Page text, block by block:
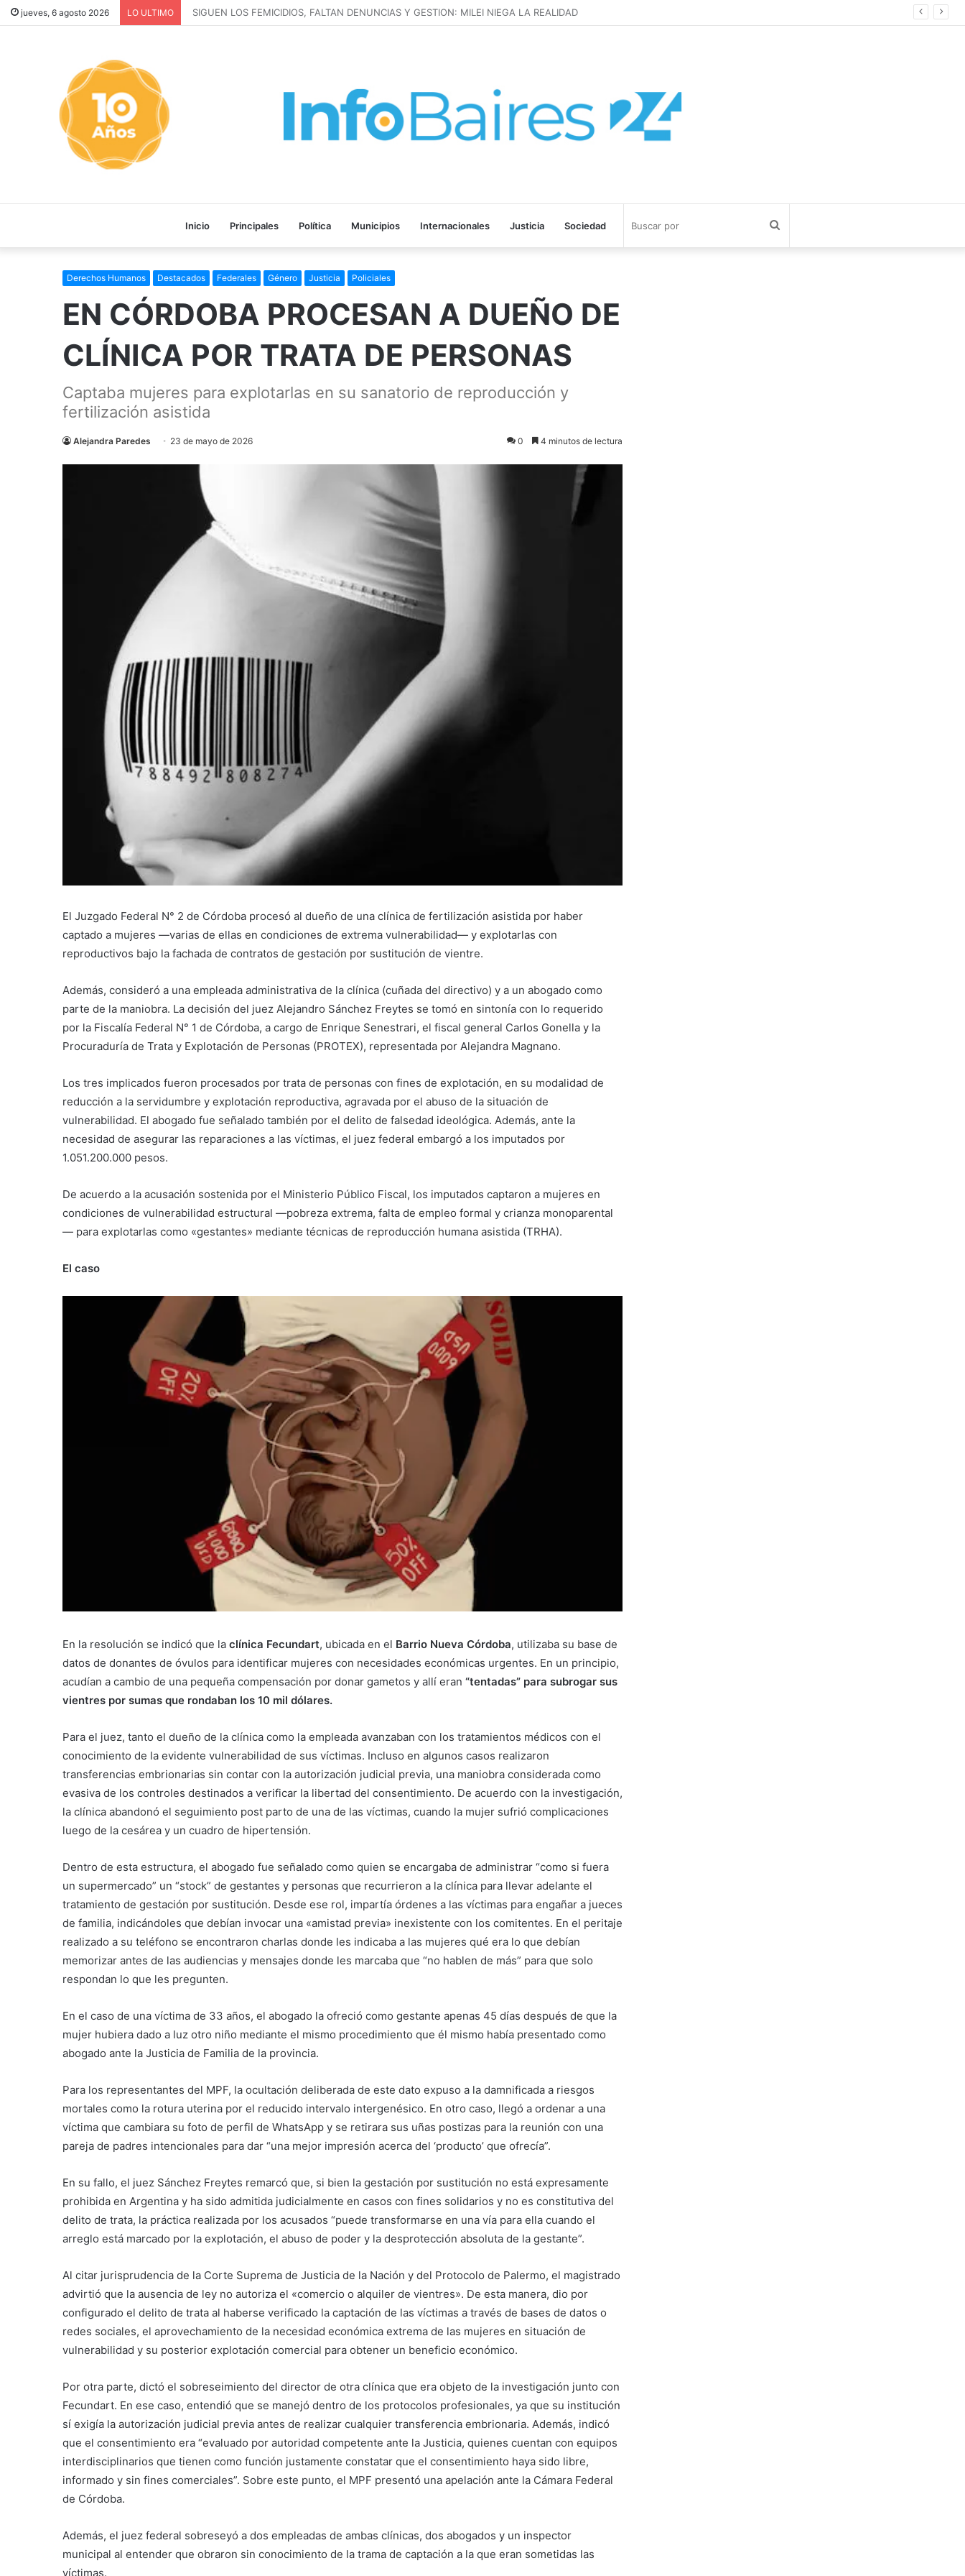
jueves, 6 agosto 2026 LO ULTIMO SIGUEN LOS FEMICIDIOS, FALTAN DENUNCIAS Y GESTION: MILEI NIEGA LA REALIDAD
Inicio Principales Política Municipios Internacionales Justicia Sociedad
Derechos Humanos Destacados Federales Género Justicia Policiales
EN CÓRDOBA PROCESAN A DUEÑO DE
CLÍNICA POR TRATA DE PERSONAS
Captaba mujeres para explotarlas en su sanatorio de reproducción y
fertilización asistida
Alejandra Paredes 23 de mayo de 2026 0 4 minutos de lectura
El Juzgado Federal N° 2 de Córdoba procesó al dueño de una clínica de fertilización asistida por haber
captado a mujeres —varias de ellas en condiciones de extrema vulnerabilidad— y explotarlas con
reproductivos bajo la fachada de contratos de gestación por sustitución de vientre.
Además, consideró a una empleada administrativa de la clínica (cuñada del directivo) y a un abogado como
parte de la maniobra. La decisión del juez Alejandro Sánchez Freytes se tomó en sintonía con lo requerido
por la Fiscalía Federal N° 1 de Córdoba, a cargo de Enrique Senestrari, el fiscal general Carlos Gonella y la
Procuraduría de Trata y Explotación de Personas (PROTEX), representada por Alejandra Magnano.
Los tres implicados fueron procesados por trata de personas con fines de explotación, en su modalidad de
reducción a la servidumbre y explotación reproductiva, agravada por el abuso de la situación de
vulnerabilidad. El abogado fue señalado también por el delito de falsedad ideológica. Además, ante la
necesidad de asegurar las reparaciones a las víctimas, el juez federal embargó a los imputados por
1.051.200.000 pesos.
De acuerdo a la acusación sostenida por el Ministerio Público Fiscal, los imputados captaron a mujeres en
condiciones de vulnerabilidad estructural —pobreza extrema, falta de empleo formal y crianza monoparental
— para explotarlas como «gestantes» mediante técnicas de reproducción humana asistida (TRHA).
El caso
En la resolución se indicó que la clínica Fecundart, ubicada en el Barrio Nueva Córdoba, utilizaba su base de
datos de donantes de óvulos para identificar mujeres con necesidades económicas urgentes. En un principio,
acudían a cambio de una pequeña compensación por donar gametos y allí eran “tentadas” para subrogar sus
vientres por sumas que rondaban los 10 mil dólares.
Para el juez, tanto el dueño de la clínica como la empleada avanzaban con los tratamientos médicos con el
conocimiento de la evidente vulnerabilidad de sus víctimas. Incluso en algunos casos realizaron
transferencias embrionarias sin contar con la autorización judicial previa, una maniobra considerada como
evasiva de los controles destinados a verificar la libertad del consentimiento. De acuerdo con la investigación,
la clínica abandonó el seguimiento post parto de una de las víctimas, cuando la mujer sufrió complicaciones
luego de la cesárea y un cuadro de hipertensión.
Dentro de esta estructura, el abogado fue señalado como quien se encargaba de administrar “como si fuera
un supermercado” un “stock” de gestantes y personas que recurrieron a la clínica para llevar adelante el
tratamiento de gestación por sustitución. Desde ese rol, impartía órdenes a las víctimas para engañar a jueces
de familia, indicándoles que debían invocar una «amistad previa» inexistente con los comitentes. En el peritaje
realizado a su teléfono se encontraron charlas donde les indicaba a las mujeres qué era lo que debían
memorizar antes de las audiencias y mensajes donde les marcaba que “no hablen de más” para que solo
respondan lo que les pregunten.
En el caso de una víctima de 33 años, el abogado la ofreció como gestante apenas 45 días después de que la
mujer hubiera dado a luz otro niño mediante el mismo procedimiento que él mismo había presentado como
abogado ante la Justicia de Familia de la provincia.
Para los representantes del MPF, la ocultación deliberada de este dato expuso a la damnificada a riesgos
mortales como la rotura uterina por el reducido intervalo intergenésico. En otro caso, llegó a ordenar a una
víctima que cambiara su foto de perfil de WhatsApp y se retirara sus uñas postizas para la reunión con una
pareja de padres intencionales para dar “una mejor impresión acerca del ‘producto’ que ofrecía”.
En su fallo, el juez Sánchez Freytes remarcó que, si bien la gestación por sustitución no está expresamente
prohibida en Argentina y ha sido admitida judicialmente en casos con fines solidarios y no es constitutiva del
delito de trata, la práctica realizada por los acusados “puede transformarse en una vía para ella cuando el
arreglo está marcado por la explotación, el abuso de poder y la desprotección absoluta de la gestante”.
Al citar jurisprudencia de la Corte Suprema de Justicia de la Nación y del Protocolo de Palermo, el magistrado
advirtió que la ausencia de ley no autoriza el «comercio o alquiler de vientres». De esta manera, dio por
configurado el delito de trata al haberse verificado la captación de las víctimas a través de bases de datos o
redes sociales, el aprovechamiento de la necesidad económica extrema de las mujeres en situación de
vulnerabilidad y su posterior explotación comercial para obtener un beneficio económico.
Por otra parte, dictó el sobreseimiento del director de otra clínica que era objeto de la investigación junto con
Fecundart. En ese caso, entendió que se manejó dentro de los protocolos profesionales, ya que su institución
sí exigía la autorización judicial previa antes de realizar cualquier transferencia embrionaria. Además, indicó
que el consentimiento era “evaluado por autoridad competente ante la Justicia, quienes cuentan con equipos
interdisciplinarios que tienen como función justamente constatar que el consentimiento haya sido libre,
informado y sin fines comerciales”. Sobre este punto, el MPF presentó una apelación ante la Cámara Federal
de Córdoba.
Además, el juez federal sobreseyó a dos empleadas de ambas clínicas, dos abogados y un inspector
municipal al entender que obraron sin conocimiento de la trama de captación a la que eran sometidas las
víctimas.